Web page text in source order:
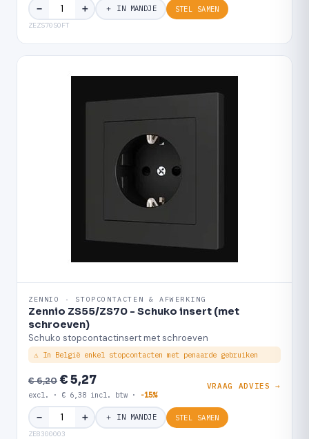
− ＋ ＋ IN MANDJE STEL SAMEN
ZEZS70SOFT
ZENNIO · STOPCONTACTEN & AFWERKING
Zennio ZS55/ZS70 - Schuko insert (met
schroeven)
Schuko stopcontactinsert met schroeven
⚠ In België enkel stopcontacten met penaarde gebruiken
€ 6,20€ 5,27
excl. · € 6,38 incl. btw · -15%
VRAAG ADVIES →
− ＋ ＋ IN MANDJE STEL SAMEN
ZE8300003